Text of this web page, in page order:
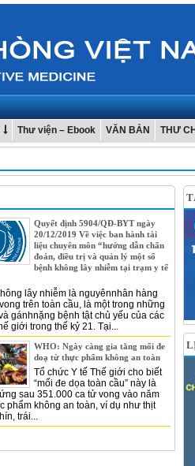
Thư viện – Ebook VĂN BẢN THƯ
Quyết định 5904/QĐ-BYT ngày
20/12/2019 Về việc ban hành tài
liệu chuyên môn “hướng dẫn chẩn
đoán, điều trị và quản lý một số
bệnh không lây nhiễm tại trạm y tế
lây nhiễm là nguyênnhân hàng
trên toàn cầu, là một trong những
gánhnặng bệnh tật chủ yếu của các
giới trong thế kỷ 21. Tại...
WHO: Ngày càng gia tăng mối đe
doạ từ thực phẩm không an toàn
Tổ chức Y tế Thế giới cho biết
“mối đe dọa toàn cầu” này là
sau 351.000 ca tử vong vào năm
phẩm không an toàn, ví dụ như thịt
trái...